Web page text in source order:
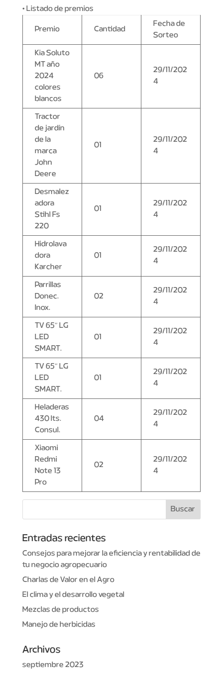
• Listado de premios
Premio Cantidad
Fecha de
Sorteo
Kia Soluto
MT año
2024
colores
blancos
06
29/11/202
4
Tractor
de jardín
de la
marca
John
Deere
01
29/11/202
4
Desmalez
adora
Stihl Fs
220
01
29/11/202
4
Hidrolava
dora
Karcher
01
29/11/202
4
Parrillas
Donec.
Inox.
02
29/11/202
4
TV 65″ LG
LED
SMART.
01
29/11/202
4
TV 65″ LG
LED
SMART.
01
29/11/202
4
Heladeras
430 lts.
Consul.
04
29/11/202
4
Xiaomi
Redmi
Note 13
Pro
02
29/11/202
4
Entradas recientes
Consejos para mejorar la eficiencia y rentabilidad de
tu negocio agropecuario
Charlas de Valor en el Agro
El clima y el desarrollo vegetal
Mezclas de productos
Manejo de herbicidas
Archivos
septiembre 2023